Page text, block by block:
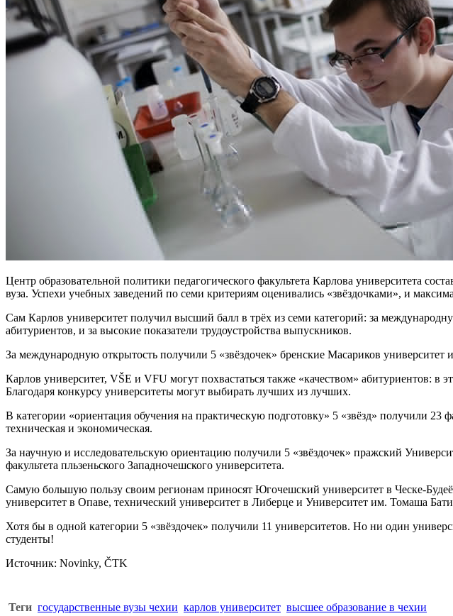
Центр образовательной политики педагогического факультета Карлова университета
вуза. Успехи учебных заведений по семи критериям оценивались «звёздочками», и
Сам Карлов университет получил высший балл в трёх из семи категорий: за
абитуриентов, и за высокие показатели трудоустройства выпускников.
За международную открытость получили 5 «звёздочек» бренские Масариков
Карлов университет, VŠE и VFU могут похвастаться также «качеством» абитуриентов:
Благодаря конкурсу университеты могут выбирать лучших из лучших.
В категории «ориентация обучения на практическую подготовку» 5 «звёзд» получили 23
техническая и экономическая.
За научную и исследовательскую ориентацию получили 5 «звёздочек» пражский
факультета пльзеньского Западночешского университета.
Самую большую пользу своим регионам приносят Югочешский университет в Ческе-
университет в Опаве, технический университет в Либерце и Университет им. Томаша
Хотя бы в одной категории 5 «звёздочек» получили 11 университетов. Но ни один
студенты!
Источник: Novinky, ČTK
Теги государственные вузы чехии карлов университет высшее образование в чехии